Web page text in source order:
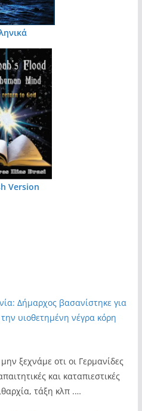
Version
Δήμαρχος βασανίστηκε για
υιοθετημένη νέγρα κόρη
ξεχνάμε οτι οι Γερμανίδες
και καταπιεστικές
τάξη κλπ .…